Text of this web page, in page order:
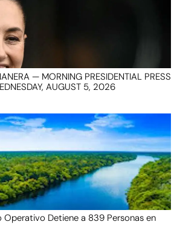
— MORNING PRESIDENTIAL PRESS
AUGUST 5, 2026
Operativo Detiene a 839 Personas en